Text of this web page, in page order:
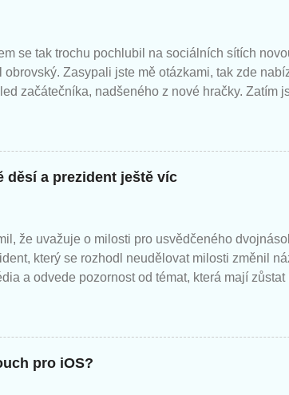
se tak trochu pochlubil na sociálních sítích
obrovský. Zasypali jste mě otázkami, tak zde
začátečníka, nadšeného z nové hračky. Zatím
děsí a prezident ještě víc
že uvažuje o milosti pro usvědčeného
který se rozhodl neudělovat milosti změnil
a odvede pozornost od témat, která mají
pro iOS?